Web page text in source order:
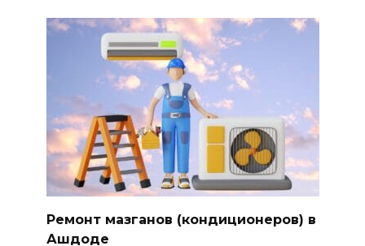
Ремонт мазганов (кондиционеров) в
Ашдоде